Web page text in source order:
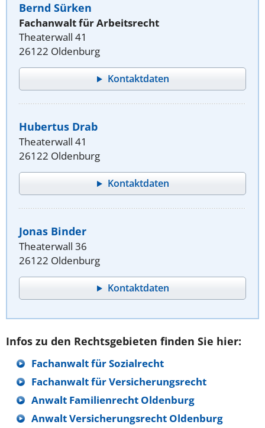
Bernd Sürken
Fachanwalt für Arbeitsrecht
Theaterwall 41
26122 Oldenburg
Kontaktdaten
Hubertus Drab
Theaterwall 41
26122 Oldenburg
Kontaktdaten
Jonas Binder
Theaterwall 36
26122 Oldenburg
Kontaktdaten
Infos zu den Rechtsgebieten finden Sie hier:
Fachanwalt für Sozialrecht
Fachanwalt für Versicherungsrecht
Anwalt Familienrecht Oldenburg
Anwalt Versicherungsrecht Oldenburg